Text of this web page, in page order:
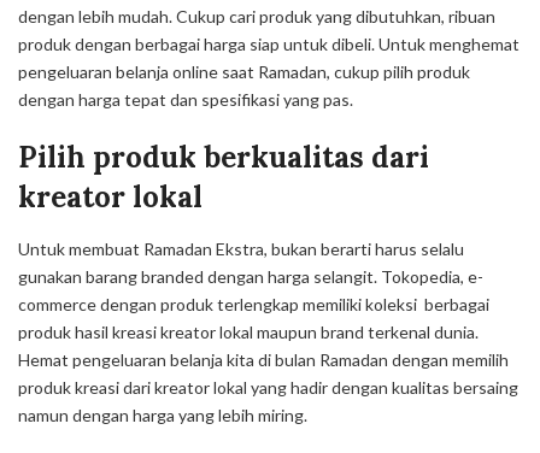
dengan lebih mudah. Cukup cari produk yang dibutuhkan, ribuan
produk dengan berbagai harga siap untuk dibeli. Untuk menghemat
pengeluaran belanja online saat Ramadan, cukup pilih produk
dengan harga tepat dan spesifikasi yang pas.
Pilih produk berkualitas dari
kreator lokal
Untuk membuat Ramadan Ekstra, bukan berarti harus selalu
gunakan barangbranded dengan harga selangit. Tokopedia, e-
commercedengan produk terlengkap memiliki koleksi berbagai
produk hasil kreasi kreator lokal maupun brand terkenal dunia.
Hemat pengeluaran belanja kita di bulan Ramadan dengan memilih
produk kreasi dari kreator lokal yang hadir dengan kualitas bersaing
namun dengan harga yang lebih miring.